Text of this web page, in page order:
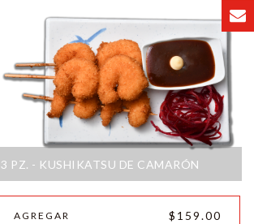
3 PZ. - KUSHIKATSU DE CAMARÓN
AGREGAR $159.00